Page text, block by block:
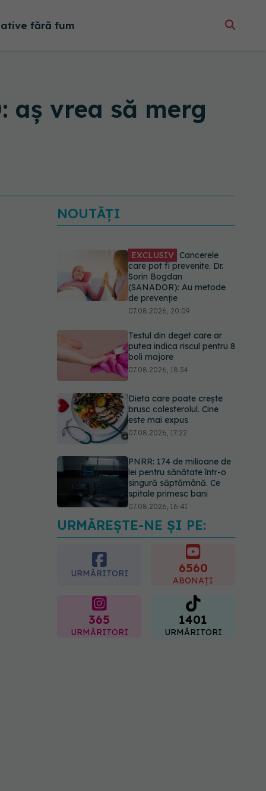
fără fum
aș vrea să merg
NOUTĂȚI
EXCLUSIV Cancerele
care pot fi prevenite. Dr.
Sorin Bogdan
(SANADOR): Au metode
de prevenție
07.08.2026, 20:09
Testul din deget care ar
putea indica riscul pentru 8
boli majore
07.08.2026, 18:34
Dieta care poate crește
brusc colesterolul. Cine
este mai expus
07.08.2026, 17:22
PNRR: 174 de milioane de
lei pentru sănătate într-o
singură săptămână. Ce
spitale primesc bani
07.08.2026, 16:41
Ce spune culoarea ta
preferată despre vârsta
pe care o ai. Care este
"codul cromatic" al
URMĂREȘTE-NE ȘI PE:
URMĂRITORI 6560
ABONAȚI
365
URMĂRITORI
1401
URMĂRITORI